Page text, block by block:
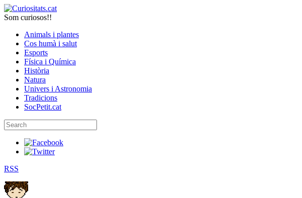
Som curiosos!!
Animals i plantes
Cos humà i salut
Esports
Física i Química
Història
Natura
Univers i Astronomia
Tradicions
SocPetit.cat
RSS